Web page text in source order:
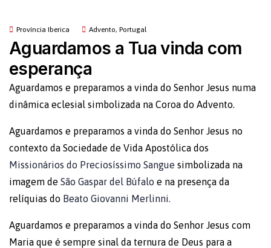
Província Iberica Advento, Portugal
Aguardamos a Tua vinda com
esperança
Aguardamos e preparamos a vinda do Senhor Jesus numa
dinâmica eclesial simbolizada na Coroa do Advento.
Aguardamos e preparamos a vinda do Senhor Jesus no
contexto da Sociedade de Vida Apostólica dos
Missionários do Preciosíssimo Sangue simbolizada na
imagem de São Gaspar del Búfalo e na presença da
relíquias do Beato Giovanni Merlinni.
Aguardamos e preparamos a vinda do Senhor Jesus com
Maria que é sempre sinal da ternura de Deus para a